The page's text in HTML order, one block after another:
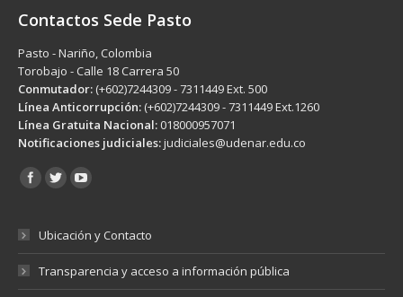
Contactos Sede Pasto
Pasto - Nariño, Colombia
Torobajo - Calle 18 Carrera 50
Conmutador: (+602)7244309 - 7311449 Ext. 500
Línea Anticorrupción: (+602)7244309 - 7311449 Ext.1260
Línea Gratuita Nacional: 018000957071
Notificaciones judiciales:judiciales@udenar.edu.co
Encuéntranos en:
Ubicación y Contacto
Transparencia y acceso a información pública